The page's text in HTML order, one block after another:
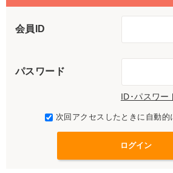
会員ID
パスワード
ID･パスワー
次回アクセスしたときに自動的